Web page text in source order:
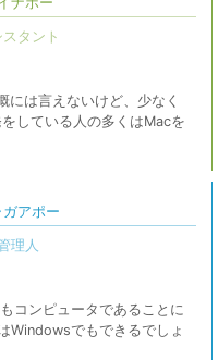
には言えないけど、少なく
している人の多くはMacを
ガアポー
コンピュータであることに
Windowsでもできるでしょ